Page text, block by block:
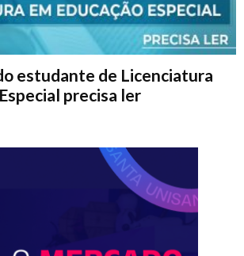
estudante de Licenciatura
precisa ler